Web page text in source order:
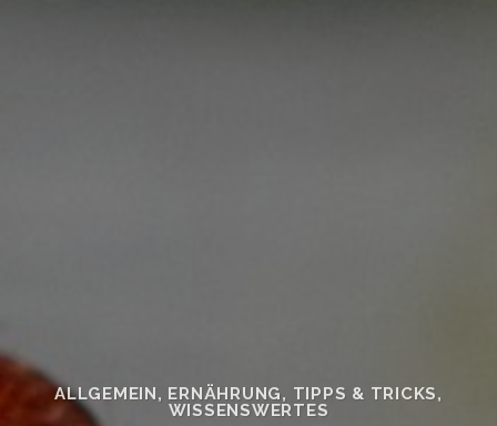
ALLGEMEIN, ERNÄHRUNG, TIPPS & TRICKS,
WISSENSWERTES